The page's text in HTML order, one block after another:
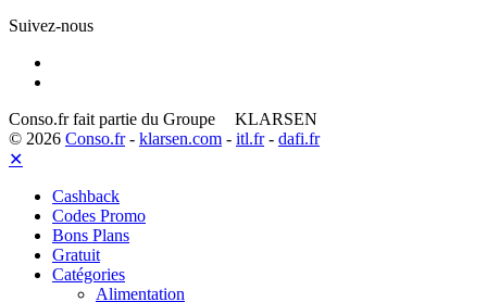
Suivez-nous
Conso.fr fait partie du Groupe
KLARSEN
© 2026 Conso.fr- klarsen.com - itl.fr- dafi.fr
✕
Cashback
Codes Promo
Bons Plans
Gratuit
Catégories
Alimentation